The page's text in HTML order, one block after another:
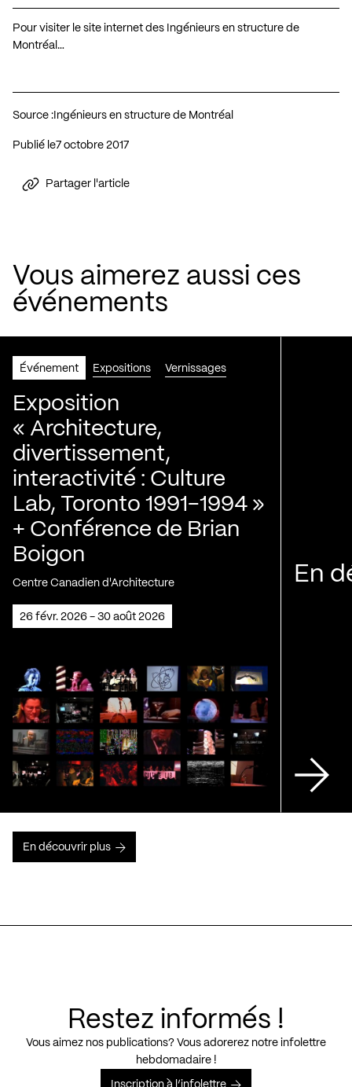
Pour visiter le site internet des Ingénieurs en structure de
Montréal…
Source : Ingénieurs en structure de Montréal
Publié le 7 octobre 2017
Partager l'article
Vous aimerez aussi ces
événements
Événement Expositions Vernissages
Exposition
« Architecture,
divertissement,
interactivité : Culture
Lab, Toronto 1991-1994 »
+ Conférence de Brian
Boigon
Centre Canadien d'Architecture
26 févr. 2026 - 30 août 2026
En
En découvrir plus
Restez informés !
Vous aimez nos publications? Vous adorerez notre infolettre
hebdomadaire !